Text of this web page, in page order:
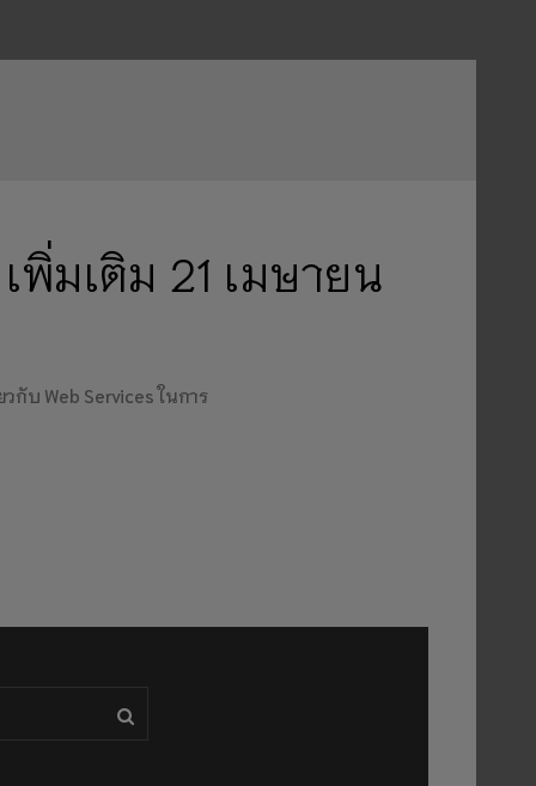
พิ่มเติม 21 เมษายน
กับ Web Services ในการ